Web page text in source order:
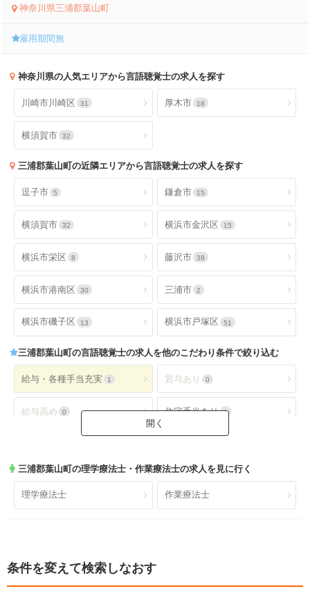
神奈川県三浦郡葉山町
雇用期間無
神奈川県の人気エリアから言語聴覚士の求人を探す
川崎市川崎区 31 厚木市 18
横須賀市 32
三浦郡葉山町の近隣エリアから言語聴覚士の求人を探す
逗子市 5 鎌倉市 15
横須賀市 32 横浜市金沢区 15
横浜市栄区 8 藤沢市 38
横浜市港南区 30 三浦市 2
横浜市磯子区 13 横浜市戸塚区 51
三浦郡葉山町の言語聴覚士の求人を他のこだわり条件で絞り込む
給与・各種手当充実 1 賞与あり 0
給与高め 0 住宅手当あり 1
就業時間・休日が魅力 土日休み
日祝休み 0 土日祝休み 0
年間休日120日以上 0
三浦郡葉山町の理学療法士・作業療法士の求人を見に行く
理学療法士 作業療法士
条件を変えて検索しなおす